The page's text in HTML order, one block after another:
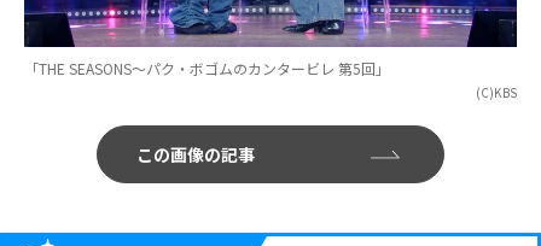
「THE SEASONS～パク・ボゴムのカンタービレ 第5回」
(C)KBS
この画像の記事